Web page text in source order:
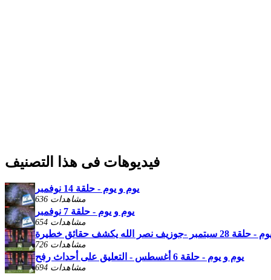
فيديوهات فى هذا التصنيف
يوم و يوم - حلقة 14 نوفمبر
636 مشاهدات
يوم و يوم - حلقة 7 نوفمبر
654 مشاهدات
-جوزيف نصر الله يكشف حقائق خطيرة
726 مشاهدات
يوم و يوم - حلقة 6 أغسطس - التعليق على أحداث رفح
694 مشاهدات